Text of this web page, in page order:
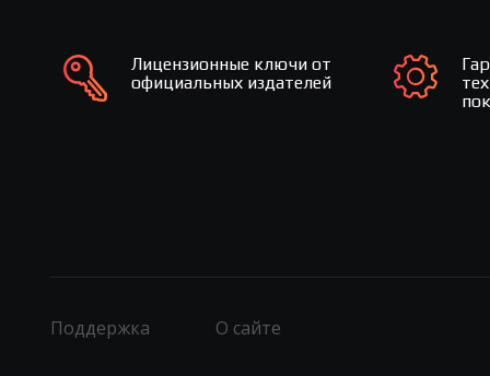
Лицензионные ключи от
официальных издателей
Поддержка О сайте